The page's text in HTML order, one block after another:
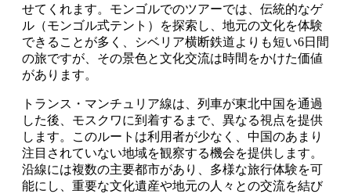
せてくれます。モンゴルでのツアーでは、伝統的なゲ
ル（モンゴル式テント）を探索し、地元の文化を体験
できることが多く、シベリア横断鉄道よりも短い6日間
の旅ですが、その景色と文化交流は時間をかけた価値
があります。
トランス・マンチュリア線は、列車が東北中国を通過
した後、モスクワに到着するまで、異なる視点を提供
します。このルートは利用者が少なく、中国のあまり
注目されていない地域を観察する機会を提供します。
沿線には複数の主要都市があり、多様な旅行体験を可
能にし、重要な文化遺産や地元の人々との交流を結び